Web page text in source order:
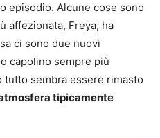
episodio. Alcune cose sono
affezionata, Freya, ha
ci sono due nuovi
capolino sempre più
tutto sembra essere rimasto
tipicamente